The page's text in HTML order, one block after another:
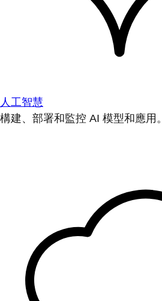
人工智慧
構建、部署和監控 AI 模型和應用。